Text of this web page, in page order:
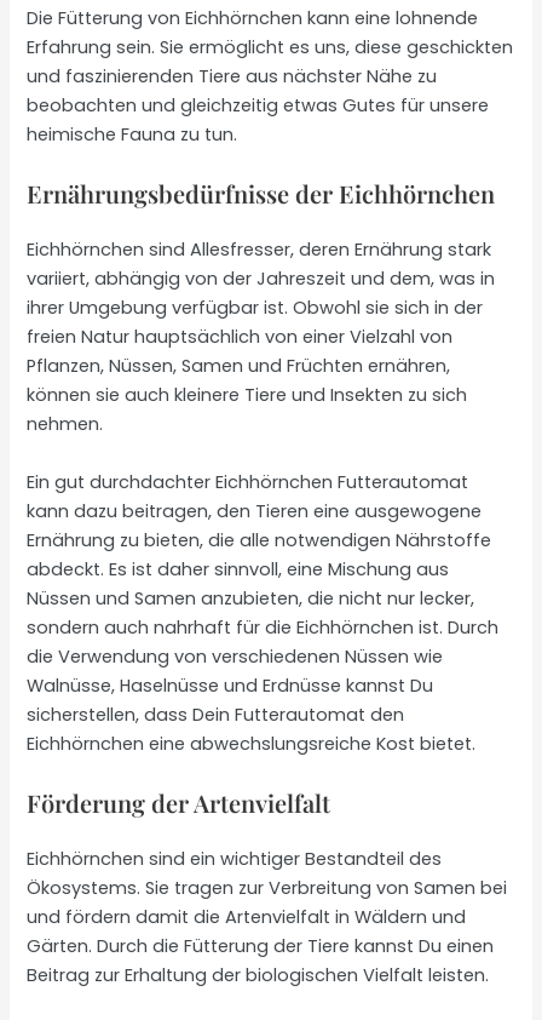
Die Fütterung von Eichhörnchen kann eine lohnende
Erfahrung sein. Sie ermöglicht es uns, diese geschickten
und faszinierenden Tiere aus nächster Nähe zu
beobachten und gleichzeitig etwas Gutes für unsere
heimische Fauna zu tun.
Ernährungsbedürfnisse der Eichhörnchen
Eichhörnchen sind Allesfresser, deren Ernährung stark
variiert, abhängig von der Jahreszeit und dem, was in
ihrer Umgebung verfügbar ist. Obwohl sie sich in der
freien Natur hauptsächlich von einer Vielzahl von
Pflanzen, Nüssen, Samen und Früchten ernähren,
können sie auch kleinere Tiere und Insekten zu sich
nehmen.
Ein gut durchdachter Eichhörnchen Futterautomat
kann dazu beitragen, den Tieren eine ausgewogene
Ernährung zu bieten, die alle notwendigen Nährstoffe
abdeckt. Es ist daher sinnvoll, eine Mischung aus
Nüssen und Samen anzubieten, die nicht nur lecker,
sondern auch nahrhaft für die Eichhörnchen ist. Durch
die Verwendung von verschiedenen Nüssen wie
Walnüsse, Haselnüsse und Erdnüsse kannst Du
sicherstellen, dass Dein Futterautomat den
Eichhörnchen eine abwechslungsreiche Kost bietet.
Förderung der Artenvielfalt
Eichhörnchen sind ein wichtiger Bestandteil des
Ökosystems. Sie tragen zur Verbreitung von Samen bei
und fördern damit die Artenvielfalt in Wäldern und
Gärten. Durch die Fütterung der Tiere kannst Du einen
Beitrag zur Erhaltung der biologischen Vielfalt leisten.